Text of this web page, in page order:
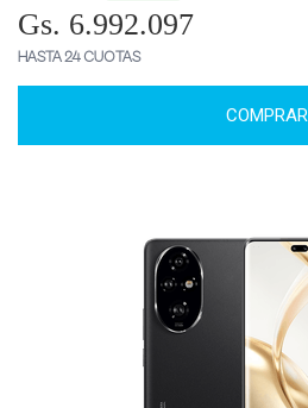
Gs. 6.992.097
HASTA 24 CUOTAS
COMPRAR